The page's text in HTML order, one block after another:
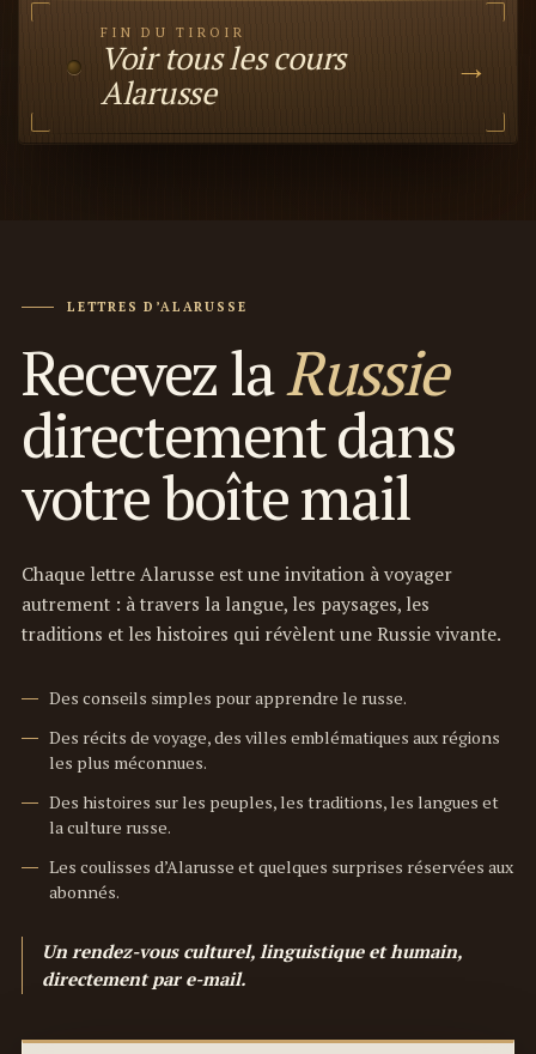
FIN DU TIROIR
Voir tous les cours
Alarusse
→
LETTRES D’ALARUSSE
Recevez laRussie
directement dans
votre boîte mail
Chaque lettre Alarusse est une invitation à voyager
autrement : à travers la langue, les paysages, les
traditions et les histoires qui révèlent une Russie vivante.
Des conseils simples pour apprendre le russe.
Des récits de voyage, des villes emblématiques aux régions
les plus méconnues.
Des histoires sur les peuples, les traditions, les langues et
la culture russe.
Les coulisses d’Alarusse et quelques surprises réservées aux
abonnés.
Un rendez-vous culturel, linguistique et humain,
directement par e-mail.